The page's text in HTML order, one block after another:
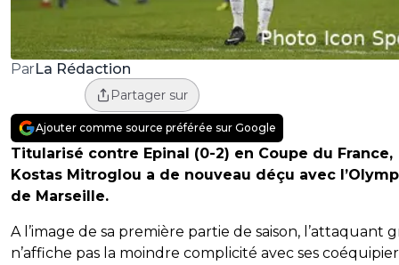
ParLa Rédaction
Partager sur
Ajouter comme source préférée sur Google
Titularisé contre Epinal (0-2) en Coupe du France,
Kostas Mitroglou a de nouveau déçu avec
de Marseille.
A l’image de sa première partie de saison, l’attaquant
n’affiche pas la moindre complicité avec ses